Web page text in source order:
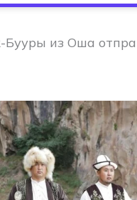
Бууры из Оша